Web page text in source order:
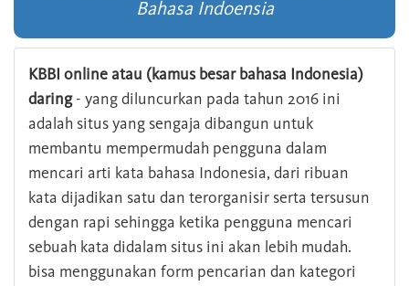
Bahasa Indoensia
KBBI online atau (kamus besar bahasa Indonesia)
daring- yang diluncurkan pada tahun 2016 ini
adalah situs yang sengaja dibangun untuk
membantu mempermudah pengguna dalam
mencari arti kata bahasa Indonesia, dari ribuan
kata dijadikan satu dan terorganisir serta tersusun
dengan rapi sehingga ketika pengguna mencari
sebuah kata didalam situs ini akan lebih mudah.
bisa menggunakan form pencarian dan kategori